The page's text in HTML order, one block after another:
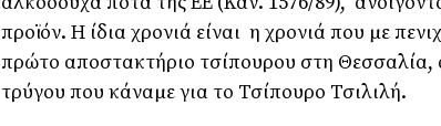
προϊόν. Η ίδια χρονιά είναι η χρονιά που µε
πρώτο αποστακτήριο τσίπουρου στη Θεσσαλία,
τρύγου που κάναµε για το Τσίπουρο Τσιλιλή.